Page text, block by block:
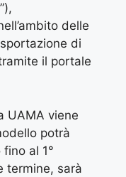
delle
di
il portale
UAMA viene
potrà
al 1°
termine, sarà